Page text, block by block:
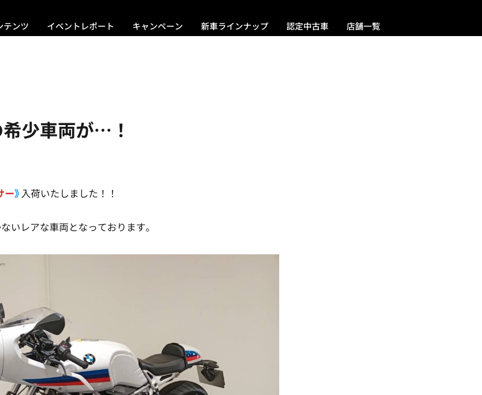
テンツ イベントレポート キャンペーン 新車ラインナップ 認定中古車 店舗一覧
希少車両が…！
ー》入荷いたしました！！
いレアな車両となっております。